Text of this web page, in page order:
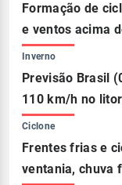
Formação de
e ventos acima
Inverno
Previsão Brasil
110 km/h no
Ciclone
Frentes frias e
ventania, chuva